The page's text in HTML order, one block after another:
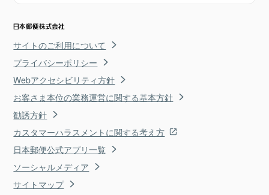
サイトのご利用について
プライバシーポリシー
Webアクセシビリティ方針
お客さま本位の業務運営に関する基本方針
勧誘方針
カスタマーハラスメントに関する考え方
日本郵便公式アプリ一覧
ソーシャルメディア
サイトマップ